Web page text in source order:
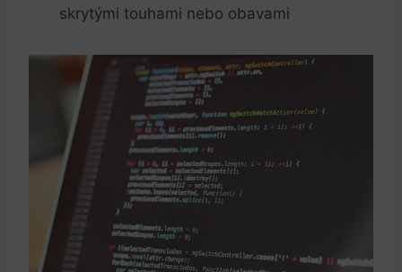
skrytými touhami nebo obavami